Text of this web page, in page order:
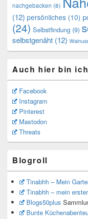
nachgebacken (8)
(12) persönliches (10)
(24) Selbstfindung (9)
selbstgenäht (12)
Auch hier bin
Facebook
Instagram
Pinterest
Mastodon
Threats
Blogroll
Tinabhh – Mein
Tinabhh – mein
Blogs50plus
Bunte